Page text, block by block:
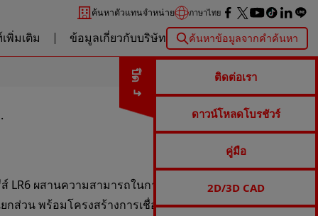
ค้นหาตัวแทนจำหน่าย ภาษาไทย
พิ่มเติม ข้อมูลเกี่ยวกับบริษัท ค้นหาข้อมูลจากคำค้นหา
ปิด ติดต่อเรา
ดาวน์โหลดโบรชัวร์
คู่มือ
2D/3D CAD
ผสานความสามารถในการมองเห็นที่ยอดเยี่ยมกับ
กส่วน พร้อมโครงสร้างการเชื่อมต่อยูนิตแบบบิดล็อกเพื่อ